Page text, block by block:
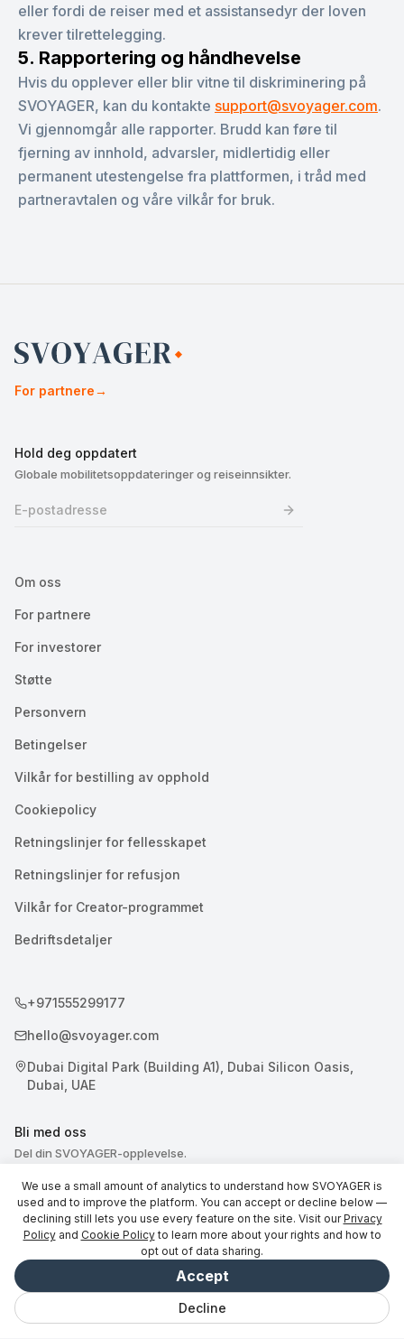
eller fordi de reiser med et assistansedyr der loven
krever tilrettelegging.
5. Rapportering og håndhevelse
Hvis du opplever eller blir vitne til diskriminering på
SVOYAGER, kan du kontakte support@svoyager.com.
Vi gjennomgår alle rapporter. Brudd kan føre til
fjerning av innhold, advarsler, midlertidig eller
permanent utestengelse fra plattformen, i tråd med
partneravtalen og våre vilkår for bruk.
For partnere→
Hold deg oppdatert
Globale mobilitetsoppdateringer og reiseinnsikter.
Om oss
For partnere
For investorer
Støtte
Personvern
Betingelser
Vilkår for bestilling av opphold
Cookiepolicy
Retningslinjer for fellesskapet
Retningslinjer for refusjon
Vilkår for Creator-programmet
Bedriftsdetaljer
+971555299177
hello@svoyager.com
Dubai Digital Park (Building A1), Dubai Silicon Oasis,
Dubai, UAE
Bli med oss
Del din SVOYAGER-opplevelse.
© 2026 SVOYAGER
Chat Lagret Reiser Utforsk Vibe Logg inn
We use a small amount of analytics to understand how SVOYAGER is
used and to improve the platform. You can accept or decline below —
declining still lets you use every feature on the site. Visit our Privacy
Policy and Cookie Policy to learn more about your rights and how to
opt out of data sharing.
Decline
Accept